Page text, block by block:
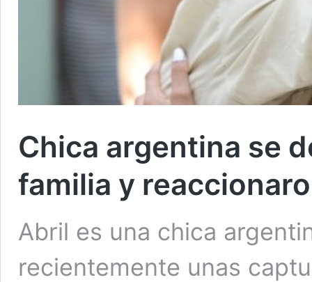
Chica argentina se
familia y
Abril es una chica
recientemente unas